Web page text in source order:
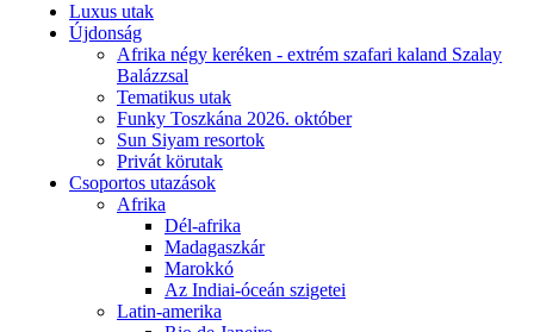
Luxus utak
Újdonság
Afrika négy keréken - extrém szafari kaland Szalay
Balázzsal
Tematikus utak
Funky Toszkána 2026. október
Sun Siyam resortok
Privát körutak
Csoportos utazások
Afrika
Dél-afrika
Madagaszkár
Marokkó
Az Indiai-óceán szigetei
Latin-amerika